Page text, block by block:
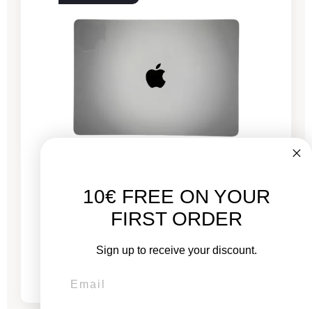
MacBook Pro 13" Touch Bar 2022 - Puce M2
3,4 GHz - 8 GB RAM
Von
10€ FREE ON YOUR
FIRST ORDER
Sign up to receive your discount.